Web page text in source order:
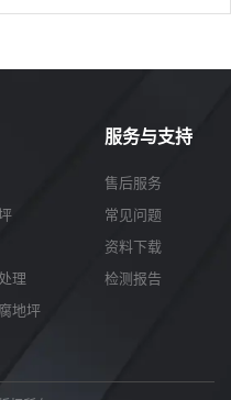
理
地坪
服务与支持
售后服务
常见问题
资料下载
检测报告